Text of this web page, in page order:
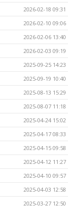
2026-02-18 09:31
2026-02-10 09:06
2026-02-06 13:40
2026-02-03 09:19
2025-09-25 14:23
2025-09-19 10:40
2025-08-13 15:29
2025-08-07 11:18
2025-04-24 15:02
2025-04-17 08:33
2025-04-15 09:58
2025-04-12 11:27
2025-04-10 09:57
2025-04-03 12:58
2025-03-27 12:50